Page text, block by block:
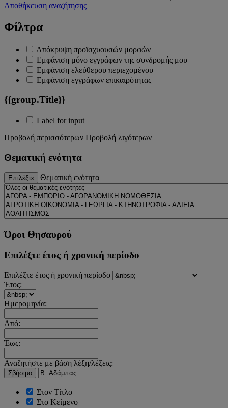
Αποθήκευση αναζήτησης
Φίλτρα
Απόκρυψη προϊσχυουσών μορφών
Εμφάνιση μόνο εγγράφων της συνδρομής μου
Εμφάνιση ελεύθερου περιεχομένου
Εμφάνιση εγγράφων επικαιρότητας
{{group.Title}}
Label for input
Προβολή περισσότερων Προβολή λιγότερων
Θεματική ενότητα
Επιλέξτε Θεματική ενότητα
Όροι Θησαυρού
Επιλέξτε έτος ή χρονική περίοδο
Επιλέξτε έτος ή χρονική περίοδο
Έτος:
Ημερομηνία:
Από:
Έως:
Αναζητήστε με βάση λέξη/λέξεις:
Σβήσιμο
Στον Τίτλο
Στο Κείμενο